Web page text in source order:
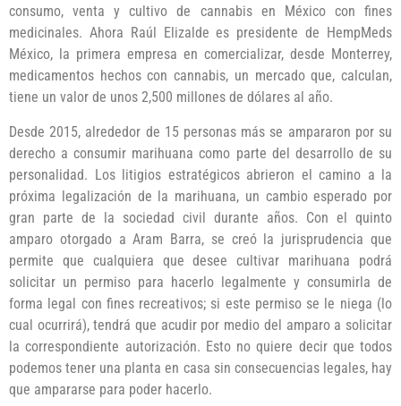
consumo, venta y cultivo de cannabis en México con fines
medicinales. Ahora Raúl Elizalde es presidente de HempMeds
México, la primera empresa en comercializar, desde Monterrey,
medicamentos hechos con cannabis, un mercado que, calculan,
tiene un valor de unos 2,500 millones de dólares al año.
Desde 2015, alrededor de 15 personas más se ampararon por su
derecho a consumir marihuana como parte del desarrollo de su
personalidad. Los litigios estratégicos abrieron el camino a la
próxima legalización de la marihuana, un cambio esperado por
gran parte de la sociedad civil durante años. Con el quinto
amparo otorgado a Aram Barra, se creó la jurisprudencia que
permite que cualquiera que desee cultivar marihuana podrá
solicitar un permiso para hacerlo legalmente y consumirla de
forma legal con fines recreativos; si este permiso se le niega (lo
cual ocurrirá), tendrá que acudir por medio del amparo a solicitar
la correspondiente autorización. Esto no quiere decir que todos
podemos tener una planta en casa sin consecuencias legales, hay
que ampararse para poder hacerlo.